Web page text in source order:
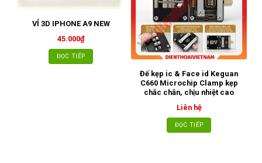
VỈ 3D IPHONE A9 NEW
45.000₫
ĐỌC TIẾP
Đế kẹp ic & Face id Keguan
C660 Microchip Clamp kẹp
chắc chắn, chịu nhiệt cao
Liên hệ
ĐỌC TIẾP